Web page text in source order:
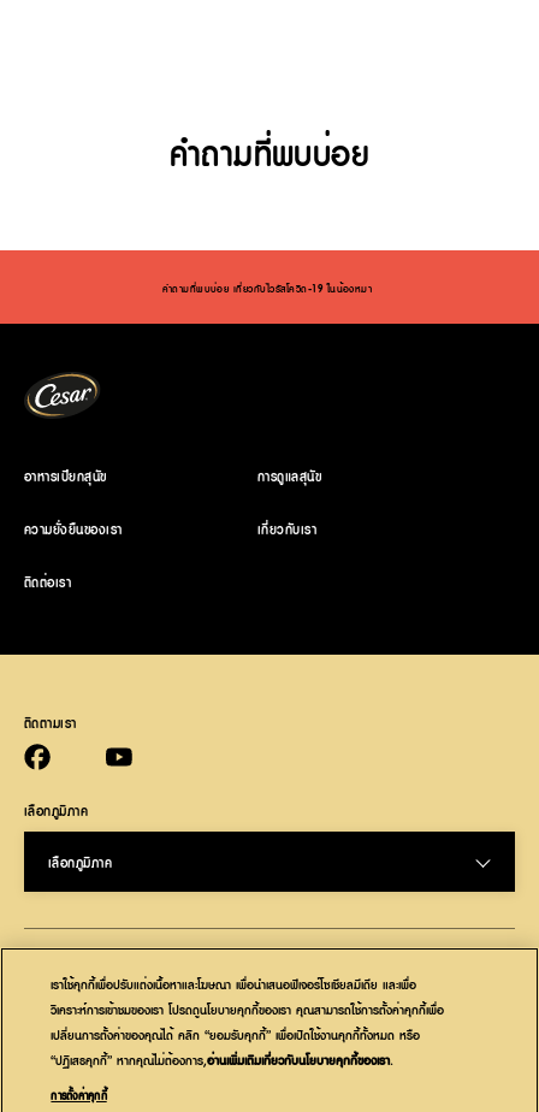
คำถามที่พบบ่อย
คำถามที่พบบ่อย เกี่ยวกับไวรัสโควิด-19 ในน้องหมา ›
อาหารเปียกสุนัข การดูแลสุนัข
ความยั่งยืนของเรา เกี่ยวกับเรา
ติดต่อเรา
ติดตามเรา
Facebook (opens in new window)
YouTube (opens in new window)
ถูกกฎหมาย (opens in new window) การเข้าถึง (opens in new window)
ตัวเลือกโฆษณา(opens in new window) พระราชบัญญัติห่วงโซ่อุปทานของ CA(opens in new window)
พระราชบัญญัติทาสสมัยใหม่
เลือกภูมิภาค
เลือกภูมิภาค
เราใช้คุกกี้เพื่อปรับแต่งเนื้อหาและโฆษณา เพื่อนำเสนอฟีเจอร์โซเชียลมีเดีย และเพื่อ
วิเคราะห์การเข้าชมของเรา โปรดดูนโยบายคุกกี้ของเรา คุณสามารถใช้การตั้งค่าคุกกี้เพื่อ
เปลี่ยนการตั้งค่าของคุณได้ คลิก “ยอมรับคุกกี้” เพื่อเปิดใช้งานคุกกี้ทั้งหมด หรือ
“ปฏิเสธคุกกี้” หากคุณไม่ต้องการ,อ่านเพิ่มเติมเกี่ยวกับนโยบายคุกกี้ของเรา(opens in a new
.
การตั้งค่าคุกกี้